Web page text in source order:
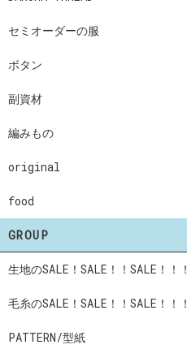
セミオーダーの服
ボタン
副資材
編みもの
original
food
GROUP
生地のSALE！SALE！！SALE！！！
毛糸のSALE！SALE！！SALE！！！
PATTERN/型紙